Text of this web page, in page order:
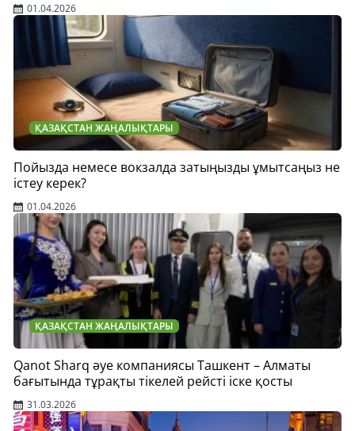
01.04.2026
ҚАЗАҚСТАН ЖАҢАЛЫҚТАРЫ
Пойызда немесе вокзалда затыңызды ұмытсаңыз не
істеу керек?
01.04.2026
ҚАЗАҚСТАН ЖАҢАЛЫҚТАРЫ
Qanot Sharq әуе компаниясы Ташкент – Алматы
бағытында тұрақты тікелей рейсті іске қосты
31.03.2026